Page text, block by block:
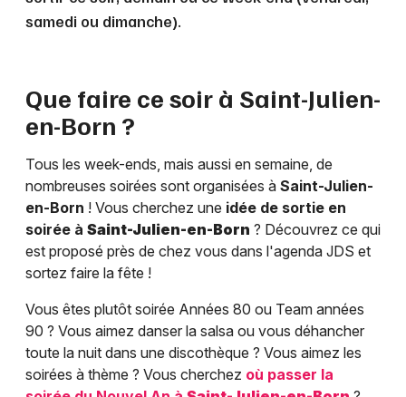
samedi ou dimanche).
Que faire ce soir à Saint-Julien-
en-Born ?
Tous les week-ends, mais aussi en semaine, de
nombreuses soirées sont organisées à Saint-Julien-
en-Born ! Vous cherchez une idée de sortie en
soirée à Saint-Julien-en-Born ? Découvrez ce qui
est proposé près de chez vous dans l'agenda JDS et
sortez faire la fête !
Vous êtes plutôt soirée Années 80 ou Team années
90 ? Vous aimez danser la salsa ou vous déhancher
toute la nuit dans une discothèque ? Vous aimez les
soirées à thème ? Vous cherchez où passer la